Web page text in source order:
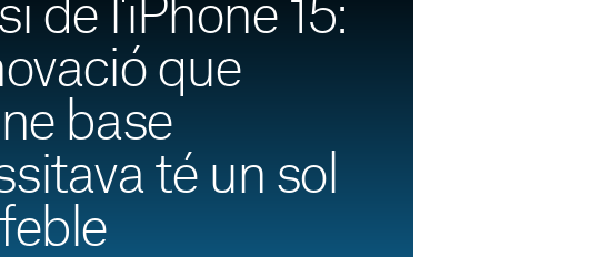
de l'iPhone 15:
que
base
té un sol